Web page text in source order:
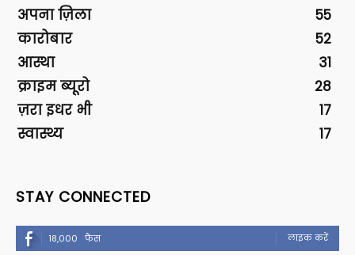
अपना ज़िला
55
कारोबार
52
आस्था
31
क्राइम ब्यूरो
28
ज़रा इधर भी
17
स्वास्थ्य
17
STAY CONNECTED
18,000 फैंस लाइक करें